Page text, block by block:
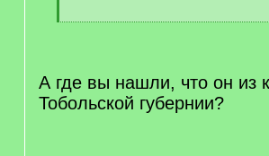
[
А где вы нашли, что он из
Тобольской губернии?